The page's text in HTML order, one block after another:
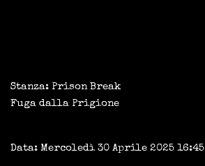
Stanza: Prison Break
Fuga dalla Prigione
Data: Mercoledì 30 Aprile 2025 16:45